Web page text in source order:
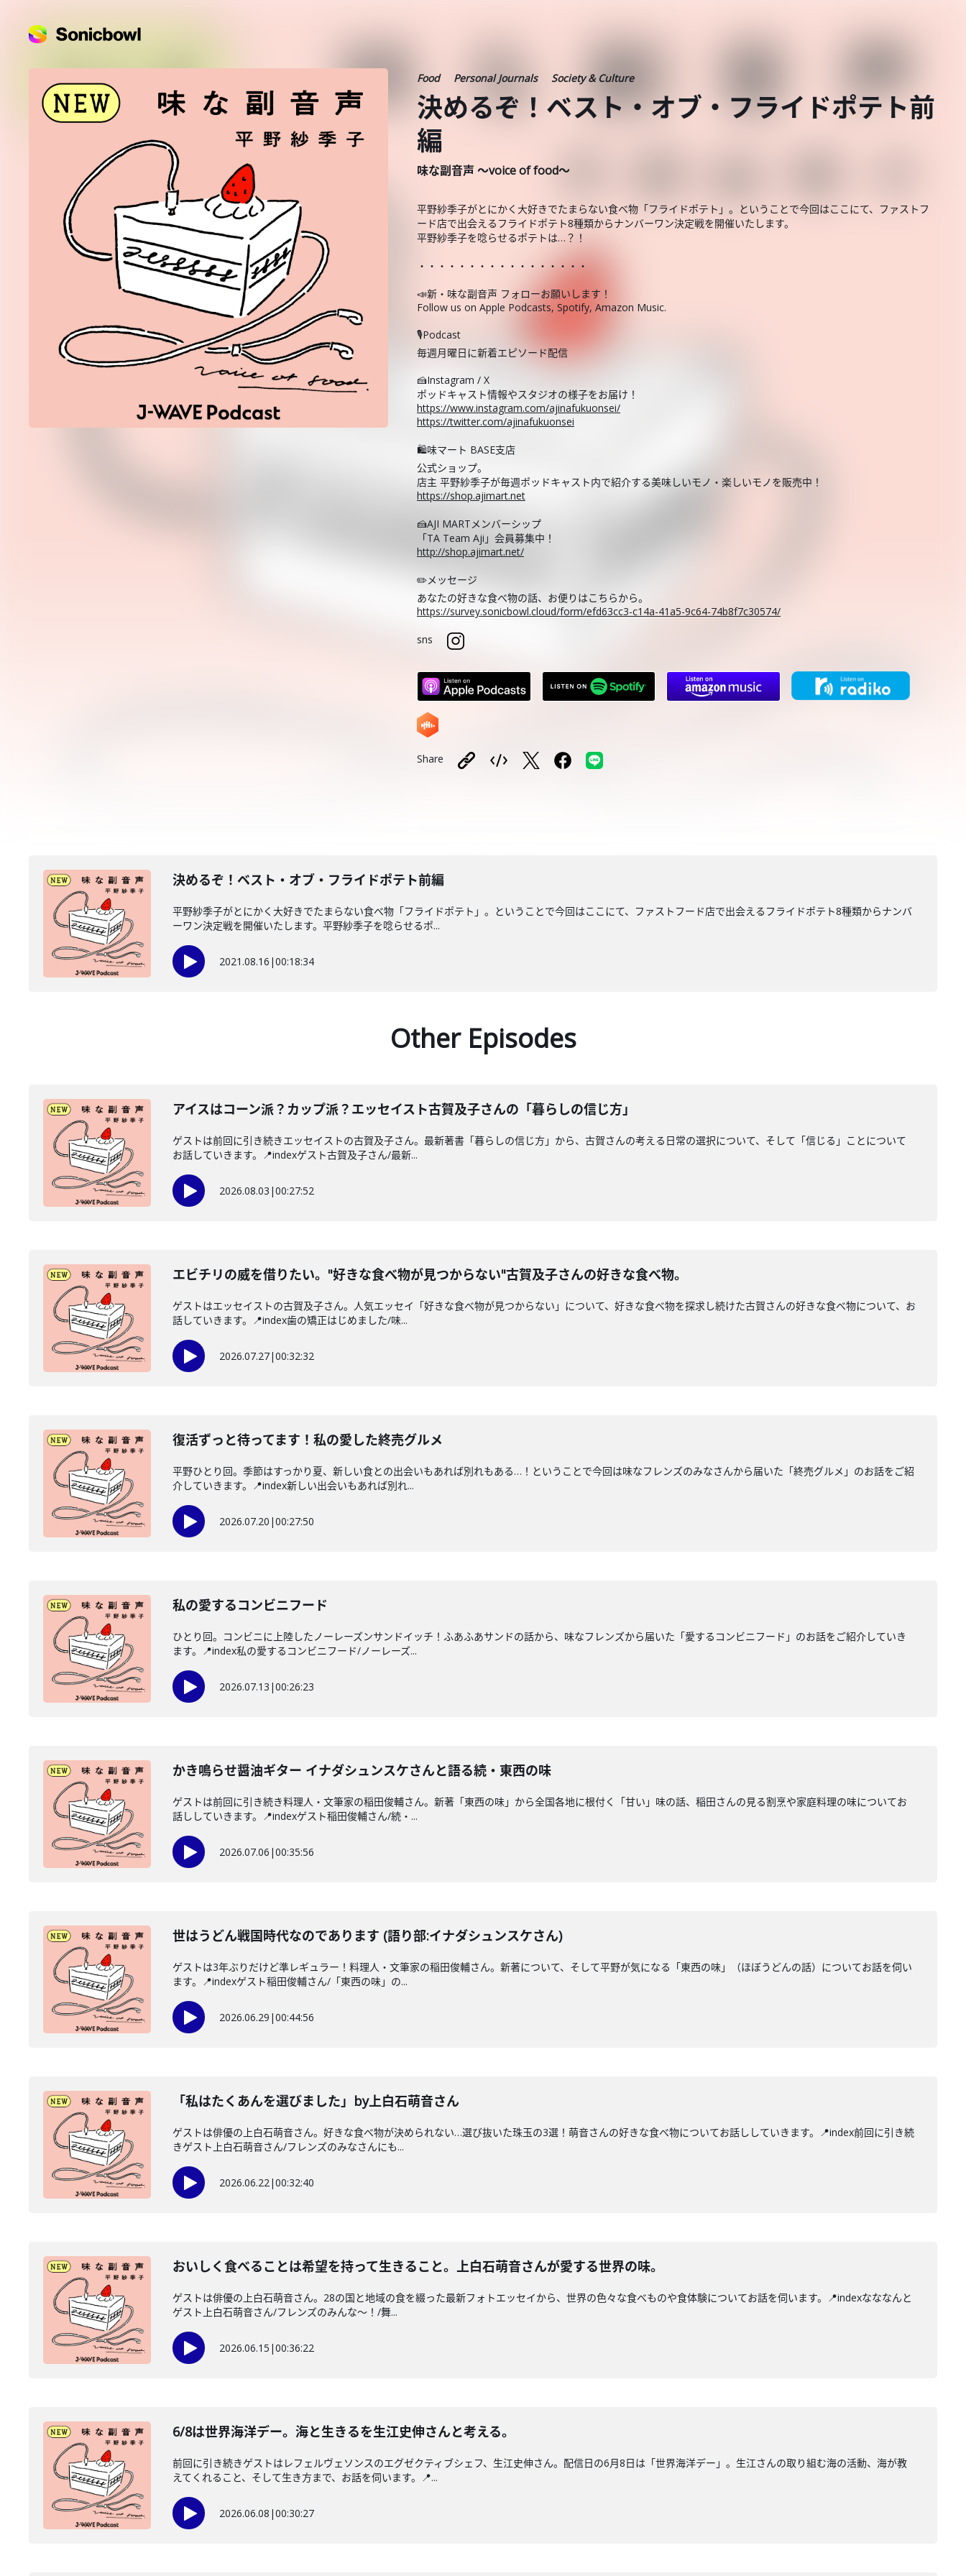
Food Personal Journals Society & Culture
決めるぞ！ベスト・オブ・フライドポテト前
編
味な副音声 ～voice of food～
平野紗季子がとにかく大好きでたまらない食べ物「フライドポテト」。ということで今回はここにて、ファストフ
ード店で出会えるフライドポテト8種類からナンバーワン決定戦を開催いたします。
平野紗季子を唸らせるポテトは…？！
・・・・・・・・・・・・・・・・・
📣新・味な副音声 フォローお願いします！
Follow us on Apple Podcasts, Spotify, Amazon Music.
🎙️Podcast
毎週月曜日に新着エピソード配信
🍰Instagram / X
ポッドキャスト情報やスタジオの様子をお届け！
https://www.instagram.com/ajinafukuonsei/
https://twitter.com/ajinafukuonsei
🛍️味マート BASE支店
公式ショップ。
店主 平野紗季子が毎週ポッドキャスト内で紹介する美味しいモノ・楽しいモノを販売中！
https://shop.ajimart.net
🍰AJI MARTメンバーシップ
「TA Team Aji」会員募集中！
http://shop.ajimart.net/
✏️メッセージ
あなたの好きな食べ物の話、お便りはこちらから。
https://survey.sonicbowl.cloud/form/efd63cc3-c14a-41a5-9c64-74b8f7c30574/
sns
Share
決めるぞ！ベスト・オブ・フライドポテト前編
平野紗季子がとにかく大好きでたまらない食べ物「フライドポテト」。ということで今回はここにて、ファストフード店で出会えるフライドポテト8種類からナンバ
ーワン決定戦を開催いたします。平野紗季子を唸らせるポ...
2021.08.16 |00:18:34
Other Episodes
アイスはコーン派？カップ派？エッセイスト古賀及子さんの「暮らしの信じ方」
ゲストは前回に引き続きエッセイストの古賀及子さん。最新著書「暮らしの信じ方」から、古賀さんの考える日常の選択について、そして「信じる」ことについて
お話していきます。📍indexゲスト古賀及子さん/最新...
2026.08.03 |00:27:52
エビチリの威を借りたい。"好きな食べ物が見つからない"古賀及子さんの好きな食べ物。
ゲストはエッセイストの古賀及子さん。人気エッセイ「好きな食べ物が見つからない」について、好きな食べ物を探求し続けた古賀さんの好きな食べ物について、お
話していきます。📍index歯の矯正はじめました/味...
2026.07.27|00:32:32
復活ずっと待ってます！私の愛した終売グルメ
平野ひとり回。季節はすっかり夏、新しい食との出会いもあれば別れもある…！ということで今回は味なフレンズのみなさんから届いた「終売グルメ」のお話をご紹
介していきます。📍index新しい出会いもあれば別れ...
2026.07.20 |00:27:50
私の愛するコンビニフード
ひとり回。コンビニに上陸したノーレーズンサンドイッチ！ふあふあサンドの話から、味なフレンズから届いた「愛するコンビニフード」のお話をご紹介していき
ます。📍index私の愛するコンビニフード/ノーレーズ...
2026.07.13 |00:26:23
かき鳴らせ醤油ギター イナダシュンスケさんと語る続・東西の味
ゲストは前回に引き続き料理人・文筆家の稲田俊輔さん。新著「東西の味」から全国各地に根付く「甘い」味の話、稲田さんの見る割烹や家庭料理の味についてお
話ししていきます。📍indexゲスト稲田俊輔さん/続・...
2026.07.06 |00:35:56
世はうどん戦国時代なのであります (語り部:イナダシュンスケさん)
ゲストは3年ぶりだけど準レギュラー！料理人・文筆家の稲田俊輔さん。新著について、そして平野が気になる「東西の味」（ほぼうどんの話）についてお話を伺い
ます。📍indexゲスト稲田俊輔さん/「東西の味」の...
2026.06.29 |00:44:56
「私はたくあんを選びました」by上白石萌音さん
ゲストは俳優の上白石萌音さん。好きな食べ物が決められない…選び抜いた珠玉の3選！萌音さんの好きな食べ物についてお話ししていきます。📍index前回に引き続
きゲスト上白石萌音さん/フレンズのみなさんにも...
2026.06.22|00:32:40
おいしく食べることは希望を持って生きること。上白石萌音さんが愛する世界の味。
ゲストは俳優の上白石萌音さん。28の国と地域の食を綴った最新フォトエッセイから、世界の色々な食べものや食体験についてお話を伺います。📍indexなななんと
ゲスト上白石萌音さん/フレンズのみんな〜！/舞...
2026.06.15 |00:36:22
6/8は世界海洋デー。海と生きるを生江史伸さんと考える。
前回に引き続きゲストはレフェルヴェソンスのエグゼクティブシェフ、生江史伸さん。配信日の6月8日は「世界海洋デー」。生江さんの取り組む海の活動、海が教
えてくれること、そして生き方まで、お話を伺います。📍...
2026.06.08 |00:30:27